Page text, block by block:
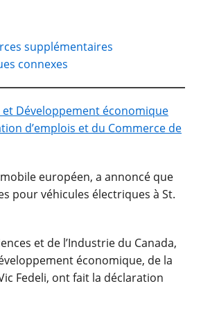
supplémentaires
connexes
et Développement économique
d’emplois et du Commerce de
européen, a annoncé que
pour véhicules électriques à St.
et de l’Industrie du Canada,
économique, de la
Fedeli, ont fait la déclaration